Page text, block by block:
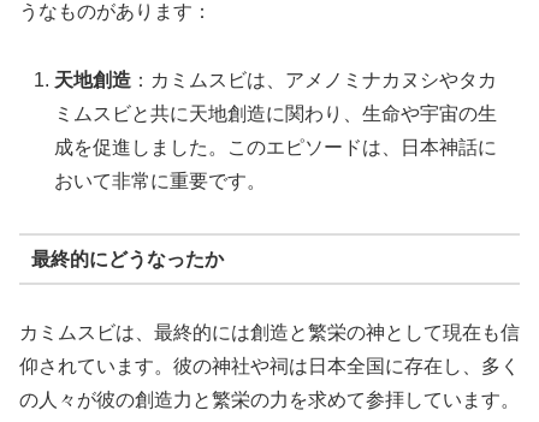
うなものがあります：
天地創造 ：カミムスビは、アメノミナカヌシやタカ
ミムスビと共に天地創造に関わり、生命や宇宙の生
成を促進しました。このエピソードは、日本神話に
おいて非常に重要です。
最終的にどうなったか
カミムスビは、最終的には創造と繁栄の神として現在も信
仰されています。彼の神社や祠は日本全国に存在し、多く
の人々が彼の創造力と繁栄の力を求めて参拝しています。